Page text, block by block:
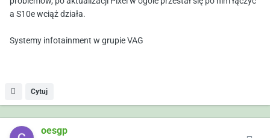
a S10e wciąż działa.
Systemy infotainment w grupie VAG
Cytuj
oesgp